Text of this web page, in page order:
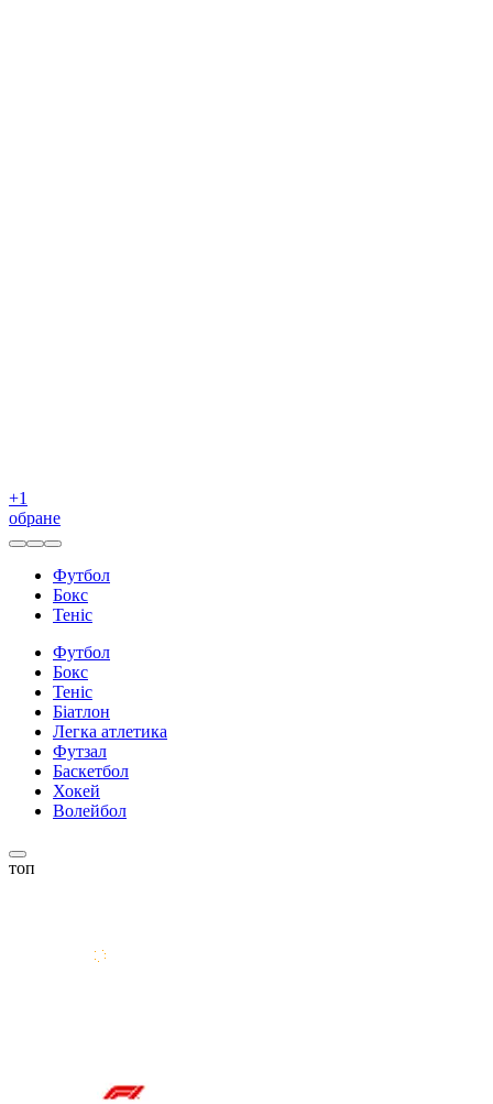
+1
обране
Футбол
Бокс
Теніс
Футбол
Бокс
Теніс
Біатлон
Легка атлетика
Футзал
Баскетбол
Хокей
Волейбол
топ